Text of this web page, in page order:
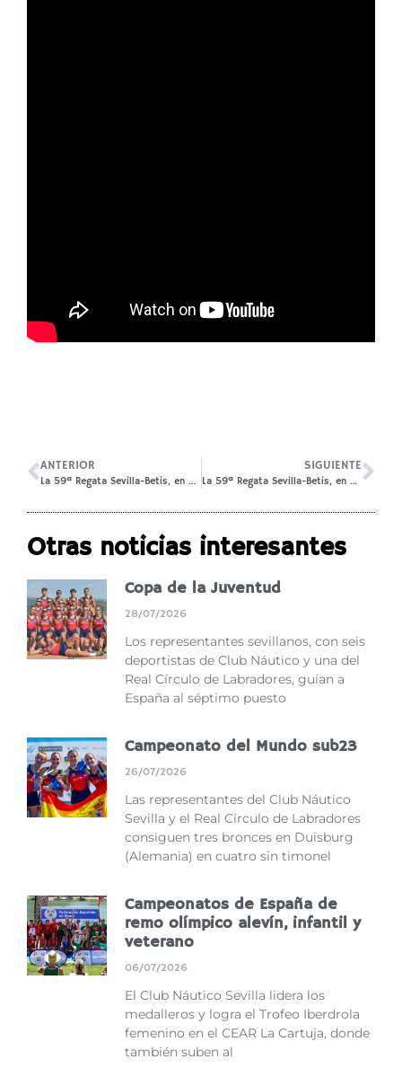
ANTERIOR
La 59ª Regata Sevilla-Betis, en RTVE Play
SIGUIENTE
La 59ª Regata Sevilla-Betis, en Canal Sur TV
Otras noticias interesantes
Copa de la Juventud
28/07/2026
Los representantes sevillanos, con seis
deportistas de Club Náutico y una del
Real Círculo de Labradores, guían a
España al séptimo puesto
Campeonato del Mundo sub23
26/07/2026
Las representantes del Club Náutico
Sevilla y el Real Círculo de Labradores
consiguen tres bronces en Duisburg
(Alemania) en cuatro sin timonel
Campeonatos de España de
remo olímpico alevín, infantil y
veterano
06/07/2026
El Club Náutico Sevilla lidera los
medalleros y logra el Trofeo Iberdrola
femenino en el CEAR La Cartuja, donde
también suben al